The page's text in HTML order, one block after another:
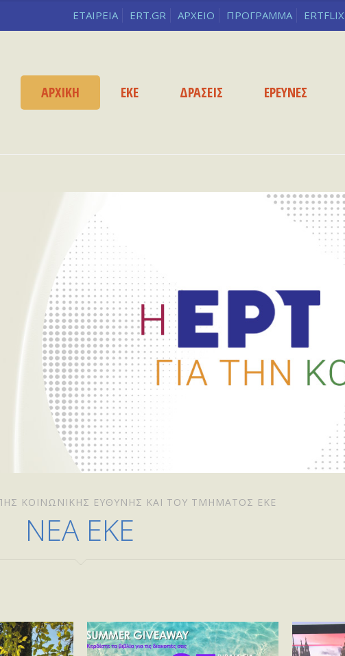
ΕΤΑΙΡΕΙΑ ERT.GR ΑΡΧΕΙΟ ΠΡΟΓΡΑΜΜΑ ERTFLIX
ΑΡΧΙΚΗ ΕΚΕ ΔΡΑΣΕΙΣ ΕΡΕΥΝΕΣ
ΚΟΙΝΩΝΙΚΉΣ ΕΥΘΎΝΗΣ ΚΑΙ ΤΟΥ ΤΜΉΜΑΤΟΣ ΕΚΕ
ΝΕΑ ΕΚΕ